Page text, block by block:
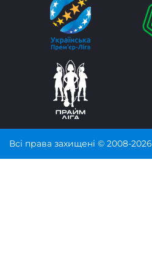
Всі права захищені © 2008-2026